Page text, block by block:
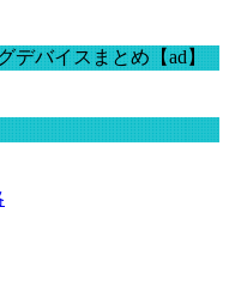
デバイスまとめ【ad】